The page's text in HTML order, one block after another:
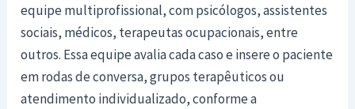
equipe multiprofissional, com psicólogos, assistentes
sociais, médicos, terapeutas ocupacionais, entre
outros. Essa equipe avalia cada caso e insere o paciente
em rodas de conversa, grupos terapêuticos ou
atendimento individualizado, conforme a